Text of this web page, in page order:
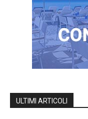
ULTIMI ARTICOLI